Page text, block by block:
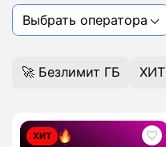
Выбрать оператора
🚀 Безлимит ГБ ХИТ
ХИТ